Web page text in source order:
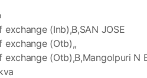
(Inb),B,SAN JOSE
exchange (Otb),,
(Otb),B,Mangolpuri N